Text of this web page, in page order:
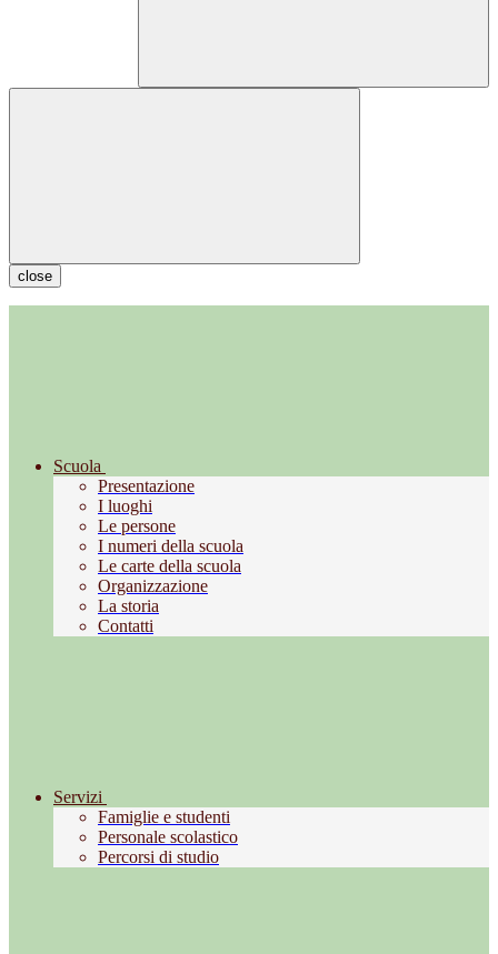
close
Scuola
Presentazione
I luoghi
Le persone
I numeri della scuola
Le carte della scuola
Organizzazione
La storia
Contatti
Servizi
Famiglie e studenti
Personale scolastico
Percorsi di studio